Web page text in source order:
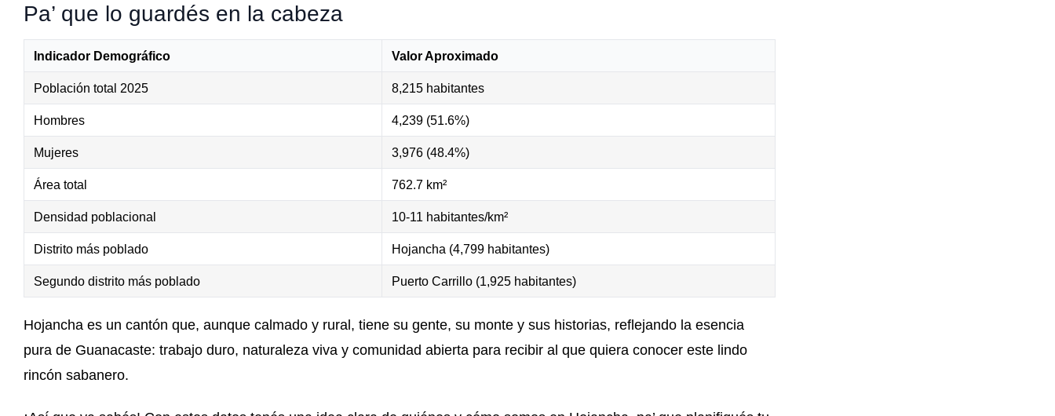
Pa’ que lo guardés en la cabeza
Indicador Demográfico Valor Aproximado
Población total 2025 8,215 habitantes
Hombres 4,239 (51.6%)
Mujeres 3,976 (48.4%)
Área total 762.7 km²
Densidad poblacional 10-11 habitantes/km²
Distrito más poblado Hojancha (4,799 habitantes)
Segundo distrito más poblado Puerto Carrillo (1,925 habitantes)
Hojancha es un cantón que, aunque calmado y rural, tiene su gente, su monte y sus historias, reflejando la esencia
pura de Guanacaste: trabajo duro, naturaleza viva y comunidad abierta para recibir al que quiera conocer este lindo
rincón sabanero.